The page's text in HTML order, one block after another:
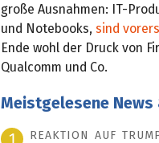
große Ausnahmen: IT-
und Notebooks, sind
Ende wohl der Druck von
Qualcomm und Co.
Meistgelesene News
1
REAKTION AUF